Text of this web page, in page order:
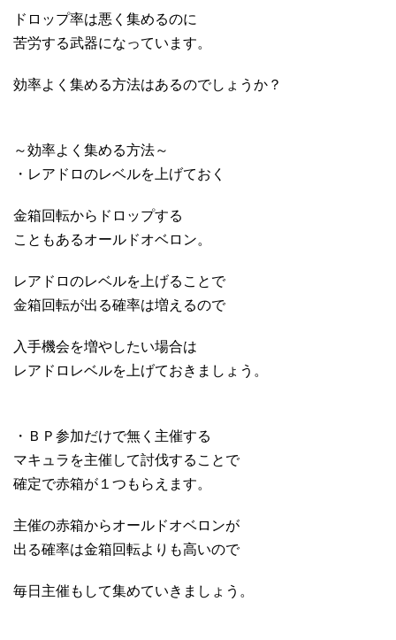
ドロップ率は悪く集めるのに
苦労する武器になっています。
効率よく集める方法はあるのでしょうか？
～効率よく集める方法～
・レアドロのレベルを上げておく
金箱回転からドロップする
こともあるオールドオベロン。
レアドロのレベルを上げることで
金箱回転が出る確率は増えるので
入手機会を増やしたい場合は
レアドロレベルを上げておきましょう。
・ＢＰ参加だけで無く主催する
マキュラを主催して討伐することで
確定で赤箱が１つもらえます。
主催の赤箱からオールドオベロンが
出る確率は金箱回転よりも高いので
毎日主催もして集めていきましょう。